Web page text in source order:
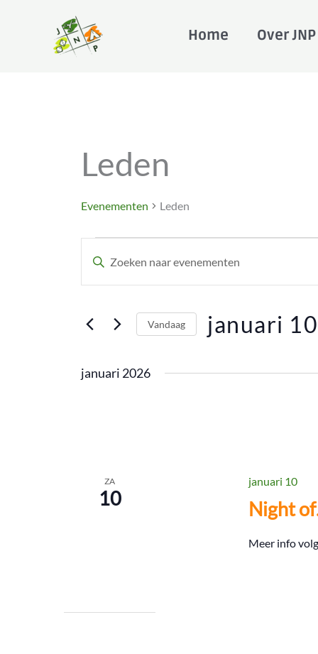
Home Over JNP
Leden
Evenementen Leden
Evenementen
Zoeken
en
navigatie
Vul
Zoek
met
Vandaag januari 10
januari 2026
ZA
10 Night
januari 10
Meer info